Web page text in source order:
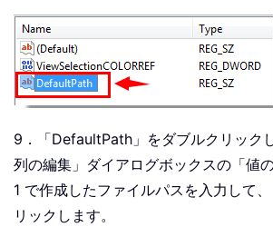
9．「DefaultPath」をダブルクリック
列の編集」ダイアログボックスの「値
1 で作成したファイルパスを入力して
リックします。